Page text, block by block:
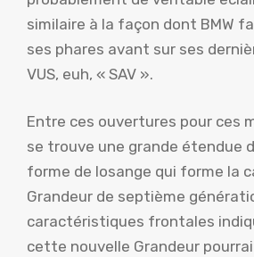
similaire à la façon dont BMW
ses phares avant sur ses
VUS, euh, « SAV ».
Entre ces ouvertures pour ces
se trouve une grande étendue
forme de losange qui forme la
Grandeur de septième
caractéristiques frontales
cette nouvelle Grandeur